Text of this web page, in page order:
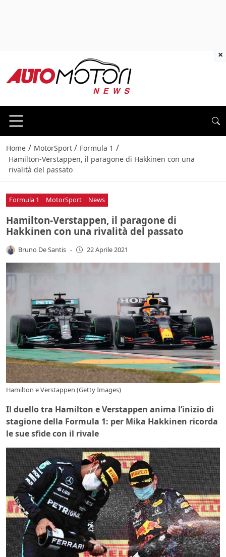
Home / MotorSport / Formula 1 /
Hamilton-Verstappen, il paragone di Hakkinen con una
rivalità del passato
Formula 1 MotorSport News
Hamilton-Verstappen, il paragone di
Hakkinen con una rivalità del passato
Bruno De Santis - 22 Aprile 2021
Hamilton e Verstappen (Getty Images)
Il duello tra Hamilton e Verstappen anima l’inizio di
stagione della Formula 1: per Mika Hakkinen ricorda
le sue sfide con il rivale
×